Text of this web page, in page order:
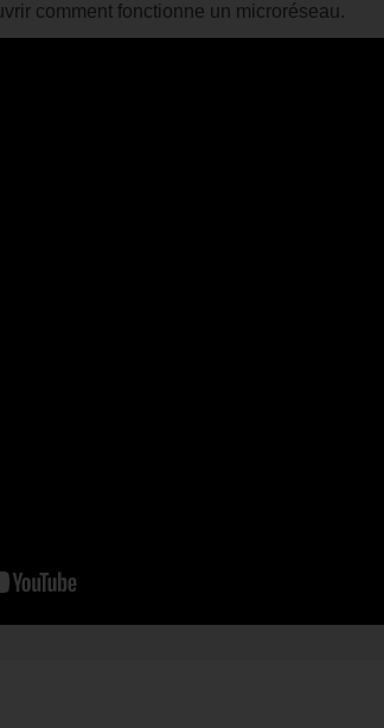
comment fonctionne un microréseau.